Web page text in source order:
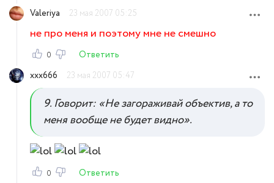
Valeriya
23 мая 2007 05:25
не про меня и поэтому мне не смешно
0
Ответить
xxx666
23 мая 2007 05:47
9. Говорит: «Не загораживай объектив, а то
меня вообще не будет видно».
0
Ответить